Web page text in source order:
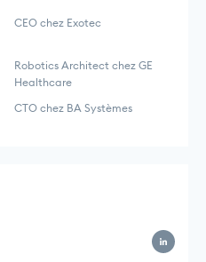
CEO chez Exotec
Robotics Architect chez GE
Healthcare
CTO chez BA Systèmes